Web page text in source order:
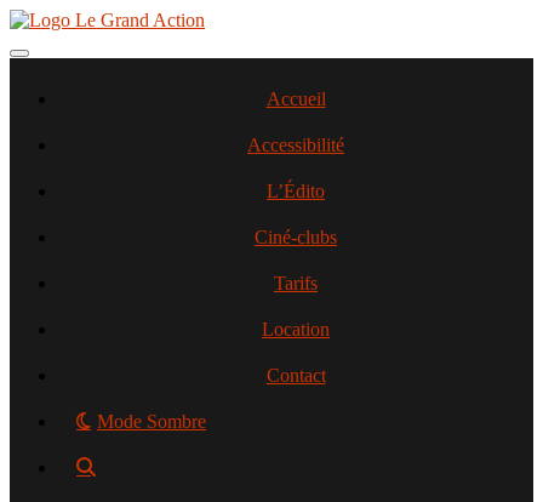
Aller
contenu
Toggle navigation
Accueil
Accessibilité
L’Édito
Ciné-clubs
Tarifs
Location
Contact
Mode Sombre